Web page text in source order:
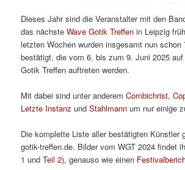
Dieses Jahr sind die Veranstalter mit den
das nächsteWave Gotik Treffen in Leipzig
letzten Wochen wurden insgesamt nun schon
bestätigt, die vom 6. bis zum 9. Juni 2025
Gotik Treffen auftreten werden.
Mit dabei sind unter anderemCombichrist,
Letzte Instanz undStahlmannum nur einige
Die komplette Liste aller bestätigten Künstler
gotik-treffen.de. Bilder vom WGT 2024 findet
1undTeil 2), genauso wie einen